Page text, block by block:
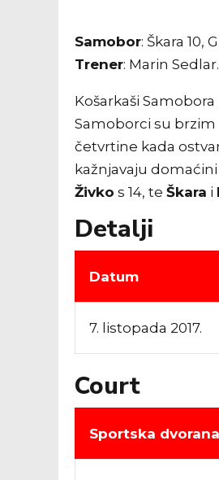
Samobor: Škara 10,
Trener: Marin Sedlar.
Košarkaši
Samoborci su
četvrtine kada
kažnjavaju
Živko s 14, te Škara i
Detalji
Datum
7. listopada 2017.
Court
Sportska